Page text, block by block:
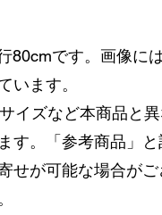
80cmです。画像に
います。
イズなど本商品と
す。「参考商品」
せが可能な場合がご